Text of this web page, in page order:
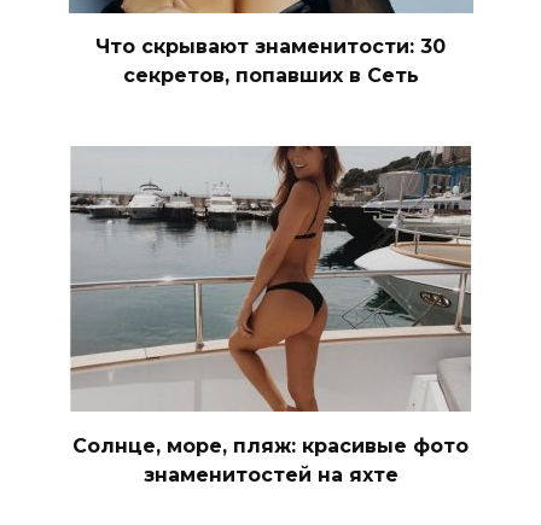
Что скрывают знаменитости: 30
секретов, попавших в Сеть
Солнце, море, пляж: красивые фото
знаменитостей на яхте